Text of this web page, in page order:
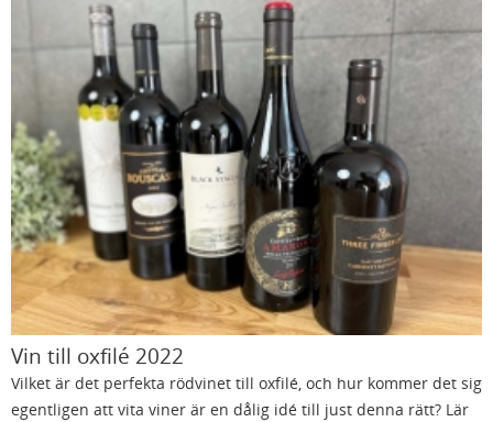
Vin till oxfilé 2022
Vilket är det perfekta rödvinet till oxfilé, och hur kommer det sig
egentligen att vita viner är en dålig idé till just denna rätt? Lär